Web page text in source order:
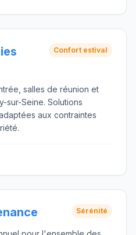
Confort estival
salles de réunion et
sur-Seine. Solutions
aux contraintes
Sérénité